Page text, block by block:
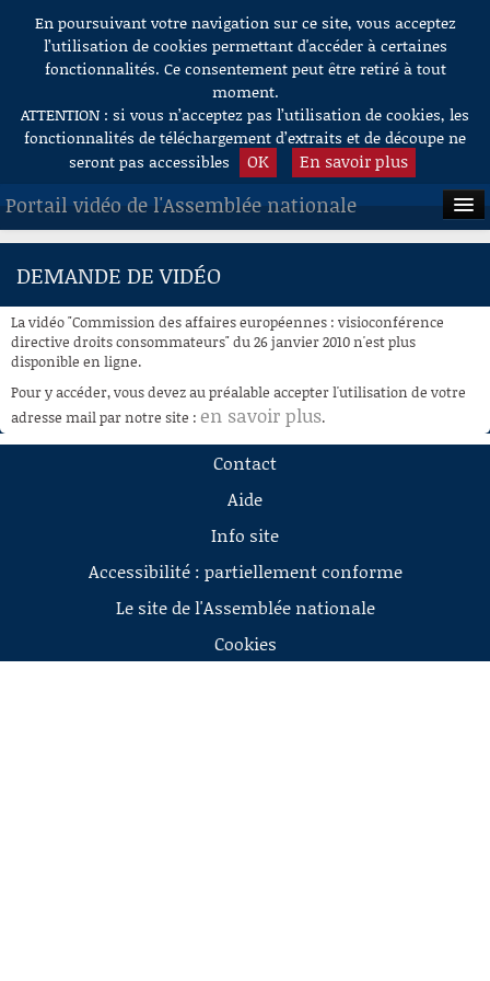
Aller au contenu
En poursuivant votre navigation sur ce site, vous acceptez
l’utilisation de cookies permettant d'accéder à certaines
fonctionnalités. Ce consentement peut être retiré à tout
moment.
ATTENTION : si vous n’acceptez pas l’utilisation de cookies, les
fonctionnalités de téléchargement d’extraits et de découpe ne
seront pas accessibles
OK En savoir plus
Portail vidéo de l'Assemblée nationale
ACCUEIL
À LA DEMANDE
RECHERCHE
AIDE À LA DÉCOUPE
DE VIDÉOS
DEMANDE DE VIDÉO
La vidéo "Commission des affaires européennes : visioconférence
directive droits consommateurs" du 26 janvier 2010 n'est plus
disponible en ligne.
Pour y accéder, vous devez au préalable accepter l'utilisation de votre
adresse mail par notre site : en savoir plus.
Contact
Aide
Info site
Accessibilité : partiellement conforme
Le site de l'Assemblée nationale
Cookies